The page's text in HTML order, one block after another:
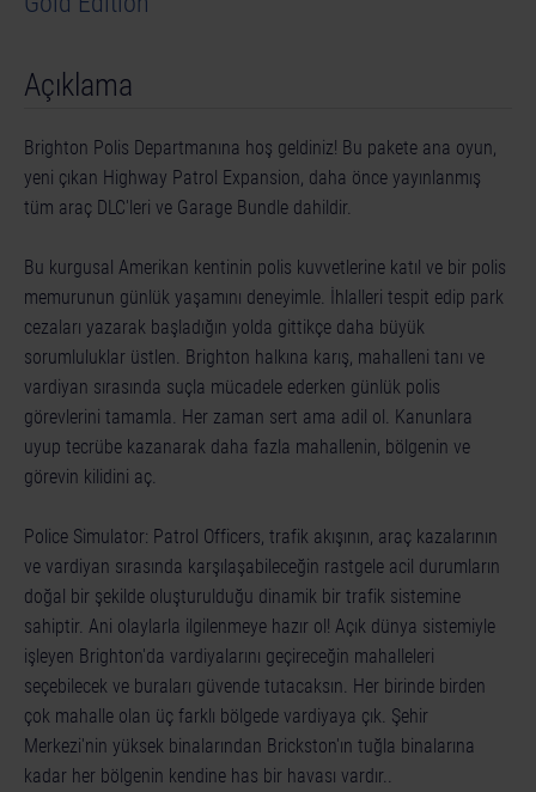
Açıklama
Brighton Polis Departmanına hoş geldiniz! Bu pakete ana oyun,
yeni çıkan Highway Patrol Expansion, daha önce yayınlanmış
tüm araç DLC'leri ve Garage Bundle dahildir.
Bu kurgusal Amerikan kentinin polis kuvvetlerine katıl ve bir polis
memurunun günlük yaşamını deneyimle. İhlalleri tespit edip park
cezaları yazarak başladığın yolda gittikçe daha büyük
sorumluluklar üstlen. Brighton halkına karış, mahalleni tanı ve
vardiyan sırasında suçla mücadele ederken günlük polis
görevlerini tamamla. Her zaman sert ama adil ol. Kanunlara
uyup tecrübe kazanarak daha fazla mahallenin, bölgenin ve
görevin kilidini aç.
Police Simulator: Patrol Officers, trafik akışının, araç kazalarının
ve vardiyan sırasında karşılaşabileceğin rastgele acil durumların
doğal bir şekilde oluşturulduğu dinamik bir trafik sistemine
sahiptir. Ani olaylarla ilgilenmeye hazır ol! Açık dünya sistemiyle
işleyen Brighton'da vardiyalarını geçireceğin mahalleleri
seçebilecek ve buraları güvende tutacaksın. Her birinde birden
çok mahalle olan üç farklı bölgede vardiyaya çık. Şehir
Merkezi'nin yüksek binalarından Brickston'ın tuğla binalarına
kadar her bölgenin kendine has bir havası vardır..